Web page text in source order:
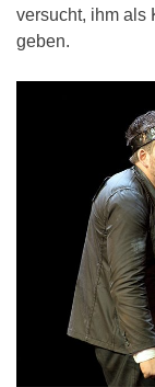
versucht, ihm als
geben.